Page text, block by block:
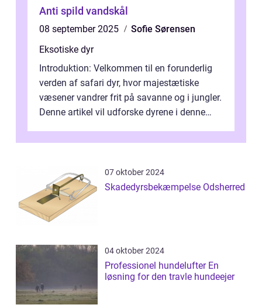
Anti spild vandskål
08 september 2025
Sofie Sørensen
Eksotiske dyr
Introduktion: Velkommen til en forunderlig
verden af safari dyr, hvor majestætiske
væsener vandrer frit på savanne og i jungler.
Denne artikel vil udforske dyrene i denne
07 oktober 2024
Skadedyrsbekæmpelse Odsherred
04 oktober 2024
Professionel hundelufter En
løsning for den travle hundeejer